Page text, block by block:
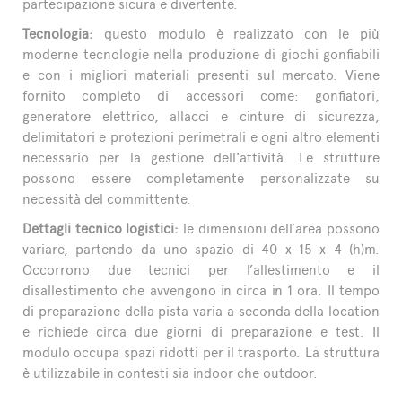
partecipazione sicura e divertente.
Tecnologia: questo modulo è realizzato con le più
moderne tecnologie nella produzione di giochi gonfiabili
e con i migliori materiali presenti sul mercato. Viene
fornito completo di accessori come: gonfiatori,
generatore elettrico, allacci e cinture di sicurezza,
delimitatori e protezioni perimetrali e ogni altro elementi
necessario per la gestione dell'attività. Le strutture
possono essere completamente personalizzate su
necessità del committente.
Dettagli tecnico logistici: le dimensioni dell’area possono
variare, partendo da uno spazio di 40 x 15 x 4 (h)m.
Occorrono due tecnici per l’allestimento e il
disallestimento che avvengono in circa in 1 ora. Il tempo
di preparazione della pista varia a seconda della location
e richiede circa due giorni di preparazione e test. Il
modulo occupa spazi ridotti per il trasporto. La struttura
è utilizzabile in contesti sia indoor che outdoor.